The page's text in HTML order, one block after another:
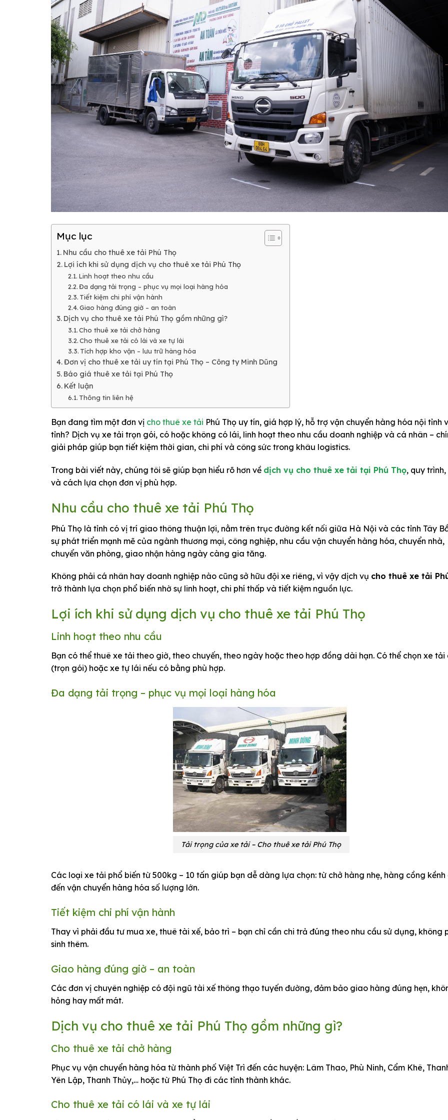
Mục lục
Nhu cầu cho thuê xe tải Phú Thọ
Lợi ích khi sử dụng dịch vụ cho thuê xe tải Phú Thọ
Linh hoạt theo nhu cầu
Đa dạng tải trọng – phục vụ mọi loại hàng hóa
Tiết kiệm chi phí vận hành
Giao hàng đúng giờ – an toàn
Dịch vụ cho thuê xe tải Phú Thọ gồm những gì?
Cho thuê xe tải chở hàng
Cho thuê xe tải có lái và xe tự lái
Tích hợp kho vận – lưu trữ hàng hóa
Đơn vị cho thuê xe tải uy tín tại Phú Thọ – Công ty Minh Dũng
Báo giá thuê xe tải tại Phú Thọ
Kết luận
Thông tin liên hệ
Bạn đang tìm một đơn vị cho thuê xe tải Phú Thọ uy tín, giá hợp lý, hỗ trợ vận chuyển hàng hóa nội tỉnh
tỉnh? Dịch vụ xe tải trọn gói, có hoặc không có lái, linh hoạt theo nhu cầu doanh nghiệp và cá nhân –
giải pháp giúp bạn tiết kiệm thời gian, chi phí và công sức trong khâu logistics.
Trong bài viết này, chúng tôi sẽ giúp bạn hiểu rõ hơn về dịch vụ cho thuê xe tải tại Phú Thọ, quy trình,
và cách lựa chọn đơn vị phù hợp.
Nhu cầu cho thuê xe tải Phú Thọ
Phú Thọ là tỉnh có vị trí giao thông thuận lợi, nằm trên trục đường kết nối giữa Hà Nội và các tỉnh Tây
sự phát triển mạnh mẽ của ngành thương mại, công nghiệp, nhu cầu vận chuyển hàng hóa, chuyển nhà,
chuyển văn phòng, giao nhận hàng ngày càng gia tăng.
Không phải cá nhân hay doanh nghiệp nào cũng sở hữu đội xe riêng, vì vậy dịch vụ cho thuê xe tải
trở thành lựa chọn phổ biến nhờ sự linh hoạt, chi phí thấp và tiết kiệm nguồn lực.
Lợi ích khi sử dụng dịch vụ cho thuê xe tải Phú Thọ
Linh hoạt theo nhu cầu
Bạn có thể thuê xe tải theo giờ, theo chuyến, theo ngày hoặc theo hợp đồng dài hạn. Có thể chọn xe tải
(trọn gói) hoặc xe tự lái nếu có bằng phù hợp.
Đa dạng tải trọng – phục vụ mọi loại hàng hóa
Tải trọng của xe tải – Cho thuê xe tải Phú Thọ
Các loại xe tải phổ biến từ 500kg – 10 tấn giúp bạn dễ dàng lựa chọn: từ chở hàng nhẹ, hàng cồng kềnh
đến vận chuyển hàng hóa số lượng lớn.
Tiết kiệm chi phí vận hành
Thay vì phải đầu tư mua xe, thuê tài xế, bảo trì – bạn chỉ cần chi trả đúng theo nhu cầu sử dụng, không
sinh thêm.
Giao hàng đúng giờ – an toàn
Các đơn vị chuyên nghiệp có đội ngũ tài xế thông thạo tuyến đường, đảm bảo giao hàng đúng hẹn,
hỏng hay mất mát.
Dịch vụ cho thuê xe tải Phú Thọ gồm những gì?
Cho thuê xe tải chở hàng
Phục vụ vận chuyển hàng hóa từ thành phố Việt Trì đến các huyện: Lâm Thao, Phù Ninh, Cẩm Khê,
Yên Lập, Thanh Thủy,… hoặc từ Phú Thọ đi các tỉnh thành khác.
Cho thuê xe tải có lái và xe tự lái